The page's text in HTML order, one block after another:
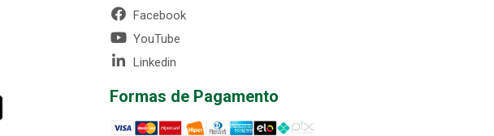
Facebook
YouTube
Linkedin
Formas de Pagamento